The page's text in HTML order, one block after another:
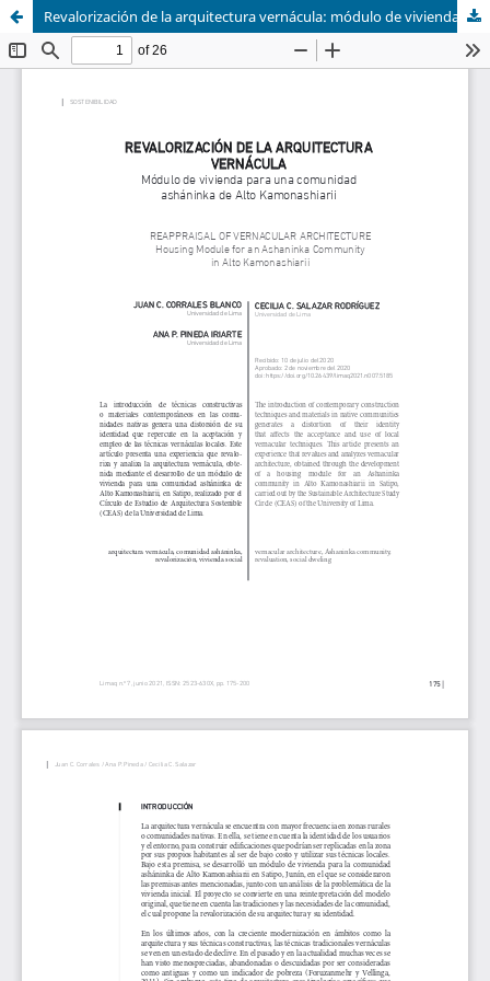
Revalorización de la arquitectura vernácula: módulo de vivienda para una comunidad asháninka de Alto Kamonashiarii